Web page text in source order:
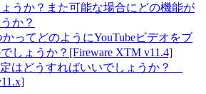
うか？また可能な場合にどの機能が
か？
ってどのようにYouTubeビデオをブ
しょうか？[Fireware XTM v11.4]
はどうすればいいでしょうか？